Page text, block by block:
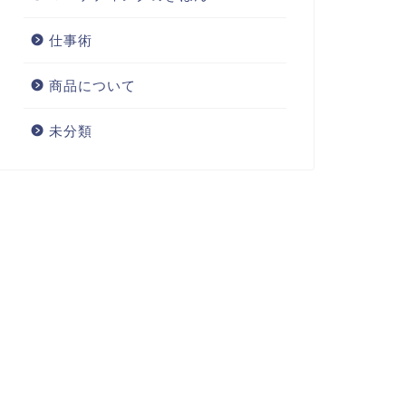
仕事術
商品について
未分類